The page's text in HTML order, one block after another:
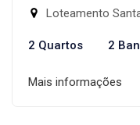
Loteamento
2 Quartos 2
Mais informações